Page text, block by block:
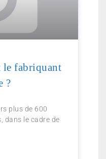
le fabriquant
?
plus de 600
dans le cadre de